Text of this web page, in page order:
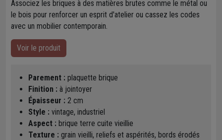
Associez les briques à des matières brutes comme le métal ou
le bois pour renforcer un esprit d'atelier ou cassez les codes
avec un mobilier contemporain.
Voir le produit
Parement : plaquette brique
Finition : à jointoyer
Épaisseur : 2 cm
Style : vintage, industriel
Aspect : brique terre cuite vieillie
Texture : grain vieilli, reliefs et aspérités, bords érodés